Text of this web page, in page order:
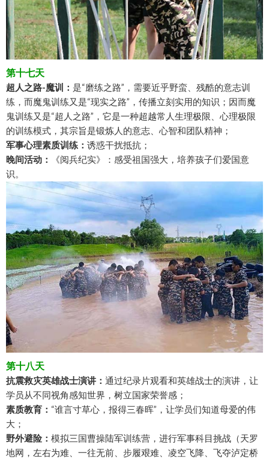
第十七天
超人之路-魔训： 是“磨练之路”，需要近乎野蛮、残酷的意志训
练，而魔鬼训练又是“现实之路”，传播立刻实用的知识；因而魔
鬼训练又是“超人之路”，它是一种超越常人生理极限、心理极限
的训练模式，其宗旨是锻炼人的意志、心智和团队精神；
军事心理素质训练： 诱惑干扰抵抗；
晚间活动：
《阅兵纪实》：感受祖国强大，培养孩子们爱国意
识。
第十八天
抗震救灾英雄战士演讲： 通过纪录片观看和英雄战士的演讲，让
学员从不同视角感知世界，树立国家荣誉感；
素质教育： “谁言寸草心，报得三春晖”，让学员们知道母爱的伟
大；
野外避险： 模拟三国曹操陆军训练营，进行军事科目挑战（天罗
地网，左右为难、一往无前、步履艰难、凌空飞降、飞夺泸定桥